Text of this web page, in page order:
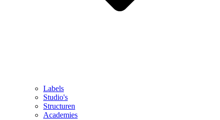
Labels
Studio's
Structuren
Academies